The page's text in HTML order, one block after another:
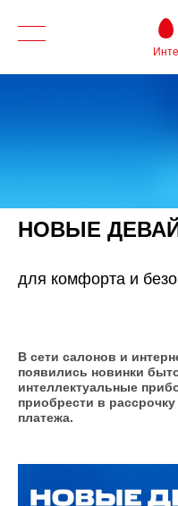
НОВЫЕ
для комфорта и
В сети салонов и
появились новинки
интеллектуальные
приобрести в
платежа.